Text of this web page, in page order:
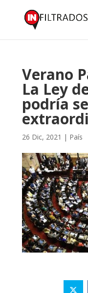
Verano
La Ley
podría
26 Dic, 2021 | País